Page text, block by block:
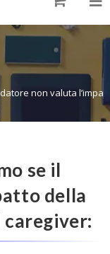
non valuta
se il
della
caregiver: